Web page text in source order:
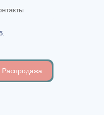
Распродажа